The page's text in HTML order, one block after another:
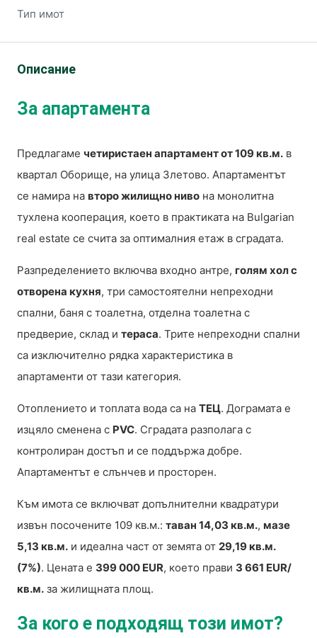
Тип имот
Описание
За апартамента
Предлагаме четиристаен апартамент от 109 кв.м. в
квартал Оборище, на улица Злетово. Апартаментът
се намира на второ жилищно ниво на монолитна
тухлена кооперация, което в практиката на Bulgarian
real estate се счита за оптималния етаж в сградата.
Разпределението включва входно антре, голям хол с
отворена кухня, три самостоятелни непреходни
спални, баня с тоалетна, отделна тоалетна с
предверие, склад и тераса. Трите непреходни спални
са изключително рядка характеристика в
апартаменти от тази категория.
Отоплението и топлата вода са на ТЕЦ. Дограмата е
изцяло сменена с PVC. Сградата разполага с
контролиран достъп и се поддържа добре.
Апартаментът е слънчев и просторен.
Към имота се включват допълнителни квадратури
извън посочените 109 кв.м.: таван 14,03 кв.м., мазе
5,13 кв.м. и идеална част от земята от 29,19 кв.м.
(7%). Цената е 399 000 EUR, което прави 3 661 EUR/
кв.м. за жилищната площ.
За кого е подходящ този имот?